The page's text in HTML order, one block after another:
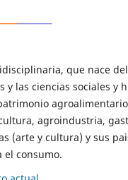
que nace
y las ciencias sociales y
agroindustria,
(arte y cultura) y sus
el consumo.